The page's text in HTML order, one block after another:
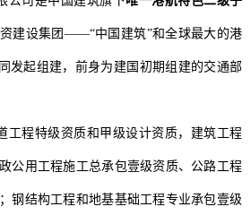
建设集团 ——“中国建筑”和全球最大的港
发起组建，前身为建国初期组建的交通部
工程特级资质和甲级设计资质，建筑工程
公用工程施工总承包壹级资质、公路工程
钢结构工程和地基基础工程专业承包壹级